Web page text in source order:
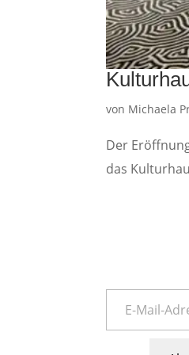
von Michaela
Der
das